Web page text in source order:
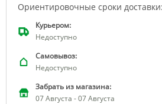
Ориентировочные сроки доставки:
Курьером:
Недоступно
Самовывоз:
Недоступно
Забрать из магазина:
07 Августа - 07 Августа